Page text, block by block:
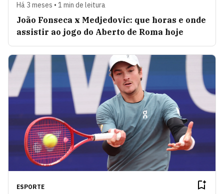
Há 3 meses • 1 min de leitura
João Fonseca x Medjedovic: que horas e onde
assistir ao jogo do Aberto de Roma hoje
ESPORTE